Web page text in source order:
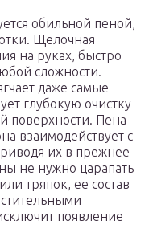
обильной пеной,
Щелочная
на руках, быстро
сложности.
даже самые
глубокую очистку
поверхности. Пена
взаимодействует с
их в прежнее
не нужно царапать
тряпок, ее состав
появление